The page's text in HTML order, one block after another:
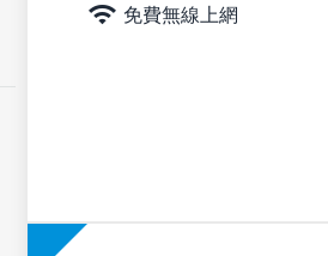
免費無線上網